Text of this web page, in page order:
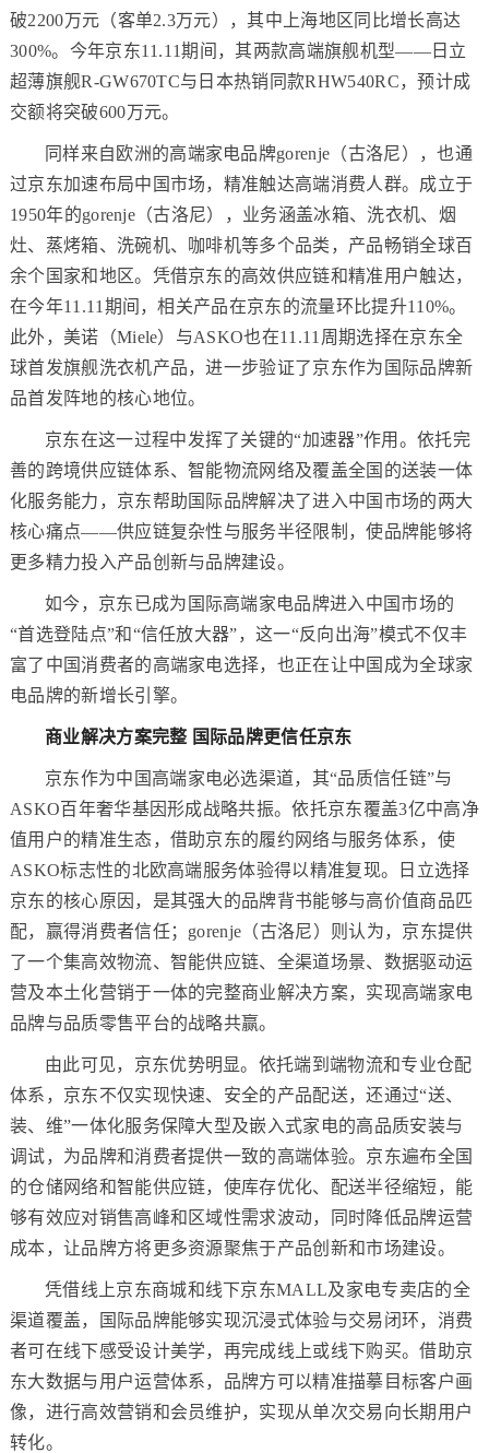
破2200万元（客单2.3万元），其中上海地区同比增长高达
300%。今年京东11.11期间，其两款高端旗舰机型——日立
超薄旗舰R-GW670TC与日本热销同款RHW540RC，预计成
交额将突破600万元。
同样来自欧洲的高端家电品牌gorenje（古洛尼），也通
过京东加速布局中国市场，精准触达高端消费人群。成立于
1950年的gorenje（古洛尼），业务涵盖冰箱、洗衣机、烟
灶、蒸烤箱、洗碗机、咖啡机等多个品类，产品畅销全球百
余个国家和地区。凭借京东的高效供应链和精准用户触达，
在今年11.11期间，相关产品在京东的流量环比提升110%。
此外，美诺（Miele）与ASKO也在11.11周期选择在京东全
球首发旗舰洗衣机产品，进一步验证了京东作为国际品牌新
品首发阵地的核心地位。
京东在这一过程中发挥了关键的“加速器”作用。依托完
善的跨境供应链体系、智能物流网络及覆盖全国的送装一体
化服务能力，京东帮助国际品牌解决了进入中国市场的两大
核心痛点——供应链复杂性与服务半径限制，使品牌能够将
更多精力投入产品创新与品牌建设。
如今，京东已成为国际高端家电品牌进入中国市场的
“首选登陆点”和“信任放大器”，这一“反向出海”模式不仅丰
富了中国消费者的高端家电选择，也正在让中国成为全球家
电品牌的新增长引擎。
商业解决方案完整 国际品牌更信任京东
京东作为中国高端家电必选渠道，其“品质信任链”与
ASKO百年奢华基因形成战略共振。依托京东覆盖3亿中高净
值用户的精准生态，借助京东的履约网络与服务体系，使
ASKO标志性的北欧高端服务体验得以精准复现。日立选择
京东的核心原因，是其强大的品牌背书能够与高价值商品匹
配，赢得消费者信任；gorenje（古洛尼）则认为，京东提供
了一个集高效物流、智能供应链、全渠道场景、数据驱动运
营及本土化营销于一体的完整商业解决方案，实现高端家电
品牌与品质零售平台的战略共赢。
由此可见，京东优势明显。依托端到端物流和专业仓配
体系，京东不仅实现快速、安全的产品配送，还通过“送、
装、维”一体化服务保障大型及嵌入式家电的高品质安装与
调试，为品牌和消费者提供一致的高端体验。京东遍布全国
的仓储网络和智能供应链，使库存优化、配送半径缩短，能
够有效应对销售高峰和区域性需求波动，同时降低品牌运营
成本，让品牌方将更多资源聚焦于产品创新和市场建设。
凭借线上京东商城和线下京东MALL及家电专卖店的全
渠道覆盖，国际品牌能够实现沉浸式体验与交易闭环，消费
者可在线下感受设计美学，再完成线上或线下购买。借助京
东大数据与用户运营体系，品牌方可以精准描摹目标客户画
像，进行高效营销和会员维护，实现从单次交易向长期用户
转化。